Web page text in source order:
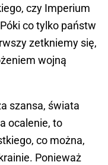
czy Imperium
co tylko państw
zetkniemy się,
wojną
szansa, świata
ocalenie, to
co można,
Ponieważ